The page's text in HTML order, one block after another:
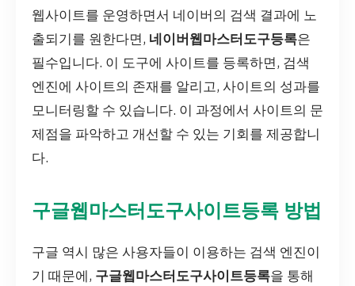
웹사이트를 운영하면서 네이버의 검색 결과에 노
출되기를 원한다면, 네이버웹마스터도구등록은
필수입니다. 이 도구에 사이트를 등록하면, 검색
엔진에 사이트의 존재를 알리고, 사이트의 성과를
모니터링할 수 있습니다. 이 과정에서 사이트의 문
제점을 파악하고 개선할 수 있는 기회를 제공합니
다.
구글웹마스터도구사이트등록 방법
구글 역시 많은 사용자들이 이용하는 검색 엔진이
기 때문에, 구글웹마스터도구사이트등록을 통해